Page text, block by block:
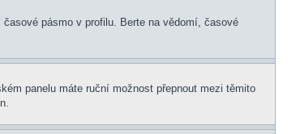
pásmo v profilu. Berte na vědomí, časové
panelu máte ruční možnost přepnout mezi těmito